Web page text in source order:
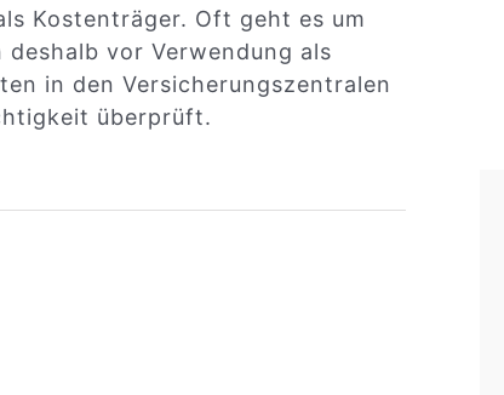
Kostenträger. Oft geht es um
vor Verwendung als
in den Versicherungszentralen
überprüft.